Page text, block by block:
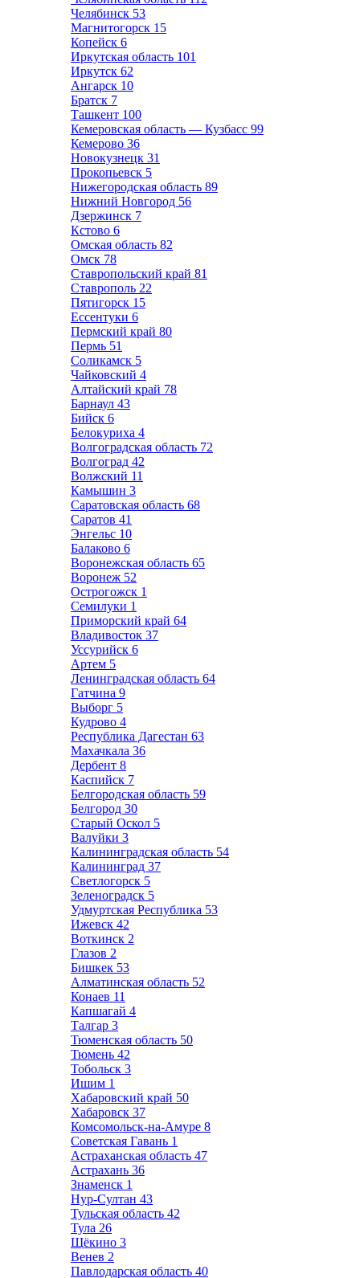
Челябинск 53
Магнитогорск 15
Копейск 6
Иркутская область 101
Иркутск 62
Ангарск 10
Братск 7
Ташкент 100
Кемеровская область — Кузбасс 99
Кемерово 36
Новокузнецк 31
Прокопьевск 5
Нижегородская область 89
Нижний Новгород 56
Дзержинск 7
Кстово 6
Омская область 82
Омск 78
Ставропольский край 81
Ставрополь 22
Пятигорск 15
Ессентуки 6
Пермский край 80
Пермь 51
Соликамск 5
Чайковский 4
Алтайский край 78
Барнаул 43
Бийск 6
Белокуриха 4
Волгоградская область 72
Волгоград 42
Волжский 11
Камышин 3
Саратовская область 68
Саратов 41
Энгельс 10
Балаково 6
Воронежская область 65
Воронеж 52
Острогожск 1
Семилуки 1
Приморский край 64
Владивосток 37
Уссурийск 6
Артем 5
Ленинградская область 64
Гатчина 9
Выборг 5
Кудрово 4
Республика Дагестан 63
Махачкала 36
Дербент 8
Каспийск 7
Белгородская область 59
Белгород 30
Старый Оскол 5
Валуйки 3
Калининградская область 54
Калининград 37
Светлогорск 5
Зеленоградск 5
Удмуртская Республика 53
Ижевск 42
Воткинск 2
Глазов 2
Бишкек 53
Алматинская область 52
Конаев 11
Капшагай 4
Талгар 3
Тюменская область 50
Тюмень 42
Тобольск 3
Ишим 1
Хабаровский край 50
Хабаровск 37
Комсомольск-на-Амуре 8
Советская Гавань 1
Астраханская область 47
Астрахань 36
Знаменск 1
Нур-Султан 43
Тульская область 42
Тула 26
Щёкино 3
Венев 2
Павлодарская область 40